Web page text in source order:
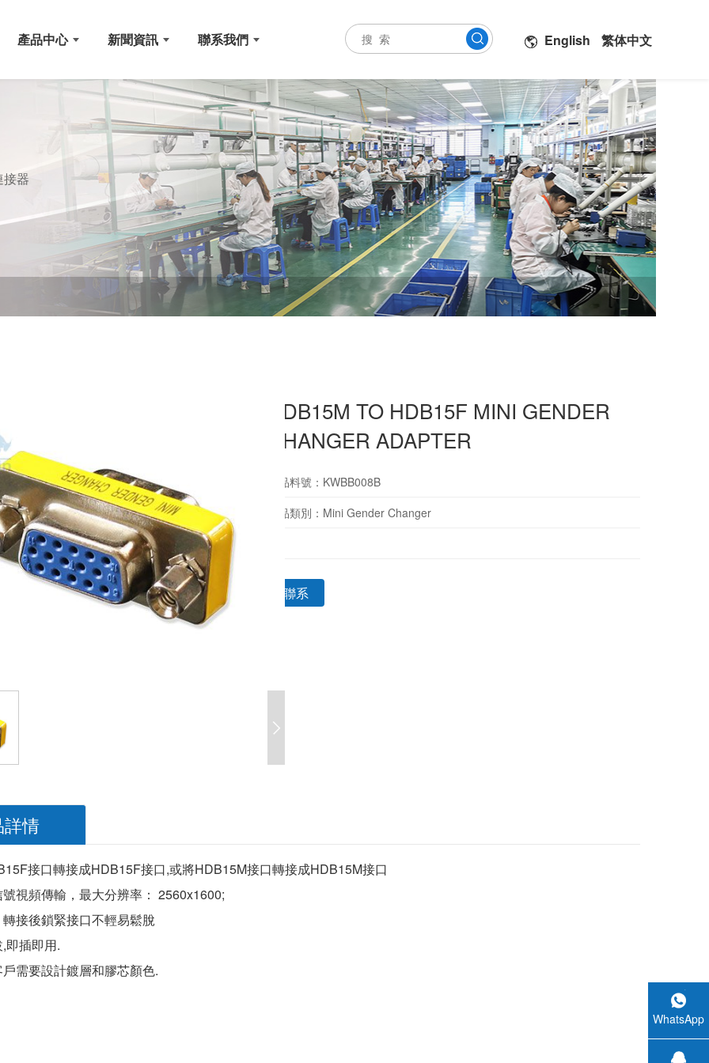
產品中心 新聞資訊 聯系我們 English 繁体中文
器
HDB15M TO HDB15F MINI GENDER
CHANGER ADAPTER
產品料號：KWBB008B
產品類別：Mini Gender Changer
聯系
情
接口轉接成HDB15F接口,或將HDB15M接口轉接成HDB15M接口
視頻傳輸，最大分辨率： 2560x1600;
接後鎖緊接口不輕易鬆脫
插即用.
需要設計鍍層和膠芯顏色.
WhatsApp